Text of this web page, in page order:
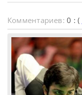
Комментариев:0 : (